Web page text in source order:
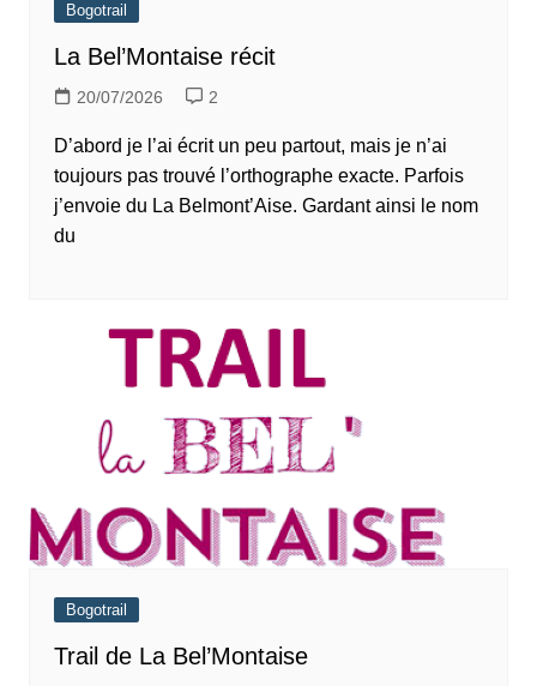
Bogotrail
La Bel’Montaise récit
20/07/2026 2
D’abord je l’ai écrit un peu partout, mais je n’ai
toujours pas trouvé l’orthographe exacte. Parfois
j’envoie du La Belmont’Aise. Gardant ainsi le nom
du
Bogotrail
Trail de La Bel’Montaise